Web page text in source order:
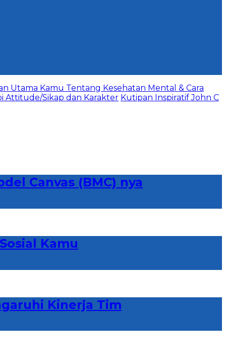
Utama Kamu Tentang Kesehatan Mental & Cara
Attitude/Sikap dan Karakter Kutipan Inspiratif John C
Canvas (BMC) nya
Kamu
Kinerja Tim